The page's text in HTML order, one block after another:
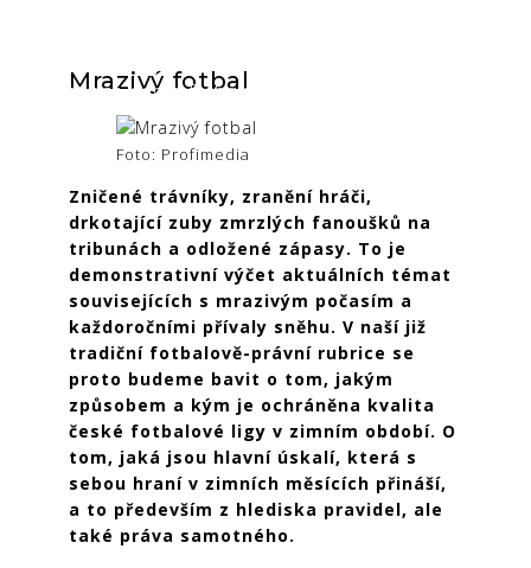
Trojnásobná porce fotbalového čtení
Mrazivý fotbal
Foto: Profimedia
Zničené trávníky, zranění hráči,
drkotající zuby zmrzlých fanoušků na
tribunách a odložené zápasy. To je
demonstrativní výčet aktuálních témat
souvisejících s mrazivým počasím a
každoročními přívaly sněhu. V naší již
tradiční fotbalově-právní rubrice se
proto budeme bavit o tom, jakým
způsobem a kým je ochráněna kvalita
české fotbalové ligy v zimním období. O
tom, jaká jsou hlavní úskalí, která s
sebou hraní v zimních měsících přináší,
a to především z hlediska pravidel, ale
také práva samotného.